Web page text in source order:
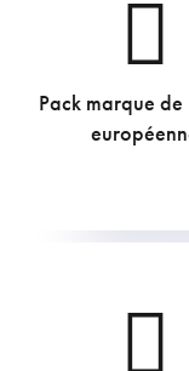
Pack marque de
919,60€